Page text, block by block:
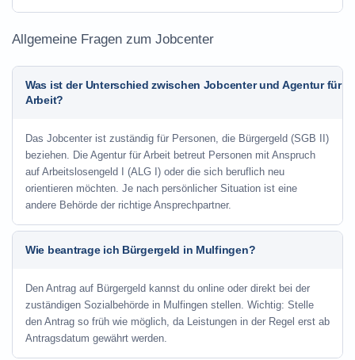
Allgemeine Fragen zum Jobcenter
Was ist der Unterschied zwischen Jobcenter und Agentur für
Arbeit?
Das Jobcenter ist zuständig für Personen, die Bürgergeld (SGB II)
beziehen. Die Agentur für Arbeit betreut Personen mit Anspruch
auf Arbeitslosengeld I (ALG I) oder die sich beruflich neu
orientieren möchten. Je nach persönlicher Situation ist eine
andere Behörde der richtige Ansprechpartner.
Wie beantrage ich Bürgergeld in Mulfingen?
Den Antrag auf Bürgergeld kannst du online oder direkt bei der
zuständigen Sozialbehörde in Mulfingen stellen. Wichtig: Stelle
den Antrag so früh wie möglich, da Leistungen in der Regel erst ab
Antragsdatum gewährt werden.